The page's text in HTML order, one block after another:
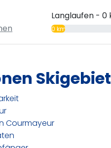
Langlaufen - 0
0 km
Courmayeur